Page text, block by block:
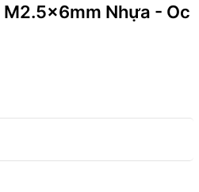
M2.5x6mm Nhựa - Oc